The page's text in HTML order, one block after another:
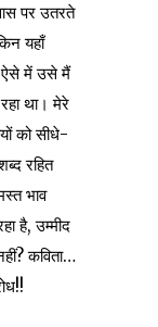
पर उतरते
यहाँ
ऐसे में उसे मैं
था। मेरे
को सीधे-
रहित
भाव
है, उम्मीद
कविता…